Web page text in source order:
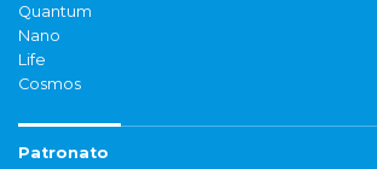
Quantum
Nano
Life
Cosmos
Patronato